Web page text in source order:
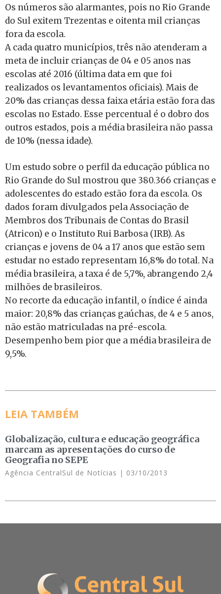
Os números são alarmantes, pois no Rio Grande
do Sul exitem Trezentas e oitenta mil crianças
fora da escola.
A cada quatro municípios, três não atenderam a
meta de incluir crianças de 04 e 05 anos nas
escolas até 2016 (última data em que foi
realizados os levantamentos oficiais). Mais de
20% das crianças dessa faixa etária estão fora das
escolas no Estado. Esse percentual é o dobro dos
outros estados, pois a média brasileira não passa
de 10% (nessa idade).
Um estudo sobre o perfil da educação pública no
Rio Grande do Sul mostrou que 380.366 crianças e
adolescentes do estado estão fora da escola. Os
dados foram divulgados pela Associação de
Membros dos Tribunais de Contas do Brasil
(Atricon) e o Instituto Rui Barbosa (IRB). As
crianças e jovens de 04 a 17 anos que estão sem
estudar no estado representam 16,8% do total. Na
média brasileira, a taxa é de 5,7%, abrangendo 2,4
milhões de brasileiros.
No recorte da educação infantil, o índice é ainda
maior: 20,8% das crianças gaúchas, de 4 e 5 anos,
não estão matriculadas na pré-escola.
Desempenho bem pior que a média brasileira de
9,5%.
LEIA TAMBÉM
Globalização, cultura e educação geográfica
marcam as apresentações do curso de
Geografia no SEPE
Agência CentralSul de Notícias 03/10/2013